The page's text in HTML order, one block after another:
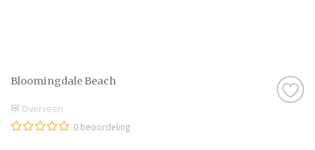
Bloomingdale Beach
Overveen
0 beoordeling